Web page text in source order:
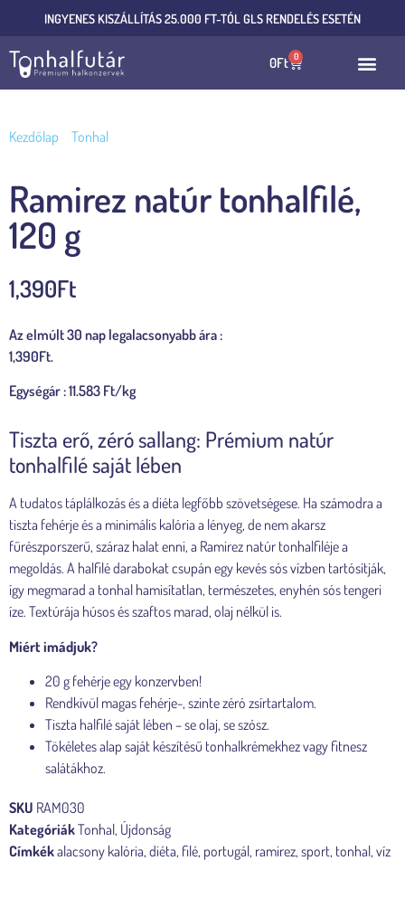
INGYENES KISZÁLLÍTÁS 25.000 FT-TÓL GLS RENDELÉS ESETÉN
0Ft 0
Kezdőlap Tonhal
Ramirez natúr tonhalfilé,
120 g
1,390Ft
Az elmúlt 30 nap legalacsonyabb ára :
1,390Ft.
Egységár : 11.583 Ft/kg
Tiszta erő, zéró sallang: Prémium natúr
tonhalfilé saját lében
A tudatos táplálkozás és a diéta legfőbb szövetségese. Ha számodra a
tiszta fehérje és a minimális kalória a lényeg, de nem akarsz
fűrészporszerű, száraz halat enni, a Ramirez natúr tonhalfiléje a
megoldás. A halfilé darabokat csupán egy kevés sós vízben tartósítják,
így megmarad a tonhal hamisítatlan, természetes, enyhén sós tengeri
íze. Textúrája húsos és szaftos marad, olaj nélkül is.
Miért imádjuk?
20 g fehérje egy konzervben!
Rendkívül magas fehérje-, szinte zéró zsírtartalom.
Tiszta halfilé saját lében – se olaj, se szósz.
Tökéletes alap saját készítésű tonhalkrémekhez vagy fitnesz
salátákhoz.
SKU RAM030
KategóriákTonhal, Újdonság
Címkékalacsony kalória, diéta, filé, portugál, ramirez, sport, tonhal, víz